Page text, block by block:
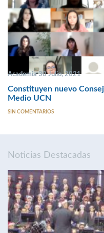
Academia 30 Julio, 2021
Constituyen nuevo
Medio UCN
SIN COMENTARIOS
Noticias Destacadas